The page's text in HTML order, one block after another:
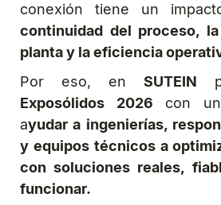
conexión tiene un
continuidad del proceso,
planta y la eficiencia
Por eso, en SUTEIN
Exposólidos 2026 con un
ayudar a ingenierías,
y equipos técnicos a
con soluciones reales,
funcionar.